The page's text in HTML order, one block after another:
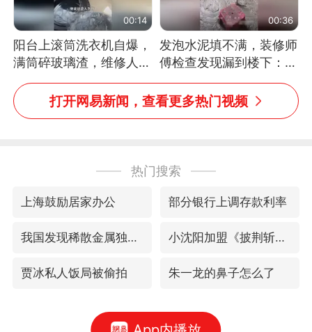
00:14
阳台上滚筒洗衣机自爆，
满筒碎玻璃渣，维修人员
称是人为原因，从未见过
洗衣机自爆
00:36
发泡水泥填不满，装修师
傅检查发现漏到楼下：出
风口未延伸到外墙
打开网易新闻，查看更多热门视频
热门搜索
上海鼓励居家办公 部分银行上调存款利率
我国发现稀散金属独立新矿物——乌斯河锗矿 小沈阳加盟《披荆斩棘》
贾冰私人饭局被偷拍 朱一龙的鼻子怎么了